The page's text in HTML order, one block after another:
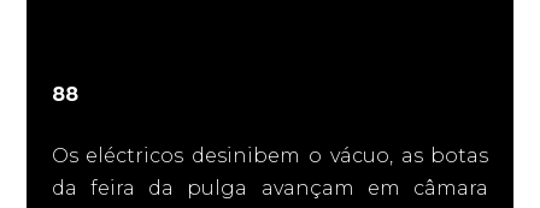
88
Os eléctricos desinibem o vácuo, as botas
da feira da pulga avançam em câmara